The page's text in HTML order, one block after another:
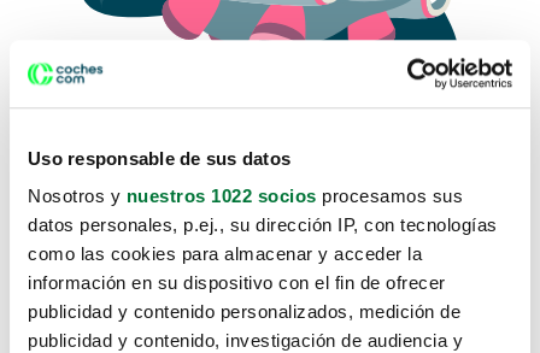
Uso responsable de sus datos
Nosotros y nuestros 1022 socios procesamos sus
datos personales, p.ej., su dirección IP, con tecnologías
como las cookies para almacenar y acceder la
información en su dispositivo con el fin de ofrecer
publicidad y contenido personalizados, medición de
publicidad y contenido, investigación de audiencia y
Lo sentimos, no sabemos como
te hemos traido hasta aquí.